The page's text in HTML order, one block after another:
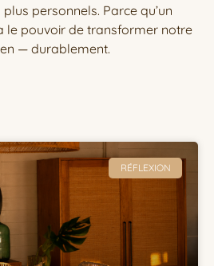
personnels. Parce qu’un
le pouvoir de transformer notre
— durablement.
RÉFLEXION